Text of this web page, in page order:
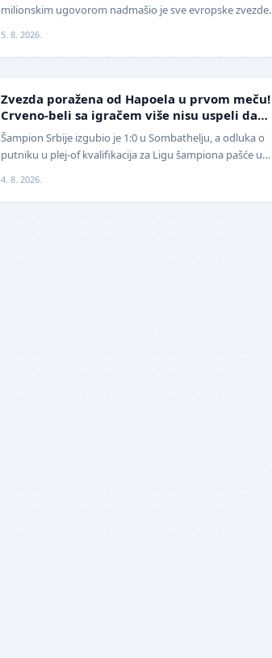
milionskim ugovorom nadmašio je sve evropske zvezde.
5. 8. 2026.
Zvezda poražena od Hapoela u prvom meču!
Crveno-beli sa igračem više nisu uspeli da
izbegnu poraz
Šampion Srbije izgubio je 1:0 u Sombathelju, a odluka o
putniku u plej-of kvalifikacija za Ligu šampiona pašće u
4. 8. 2026.